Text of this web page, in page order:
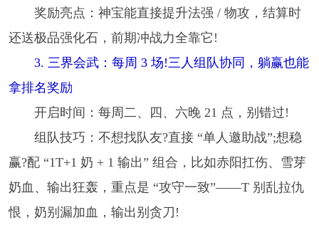
奖励亮点：神宝能直接提升法强 / 物攻，结算时
还送极品强化石，前期冲战力全靠它!
3. 三界会武：每周 3 场!三人组队协同，躺赢也能
拿排名奖励
开启时间：每周二、四、六晚 21 点，别错过!
组队技巧：不想找队友?直接 “单人邀助战”;想稳
赢?配 “1T+1 奶 + 1 输出” 组合，比如赤阳扛伤、雪芽
奶血、输出狂轰，重点是 “攻守一致”——T 别乱拉仇
恨，奶别漏加血，输出别贪刀!